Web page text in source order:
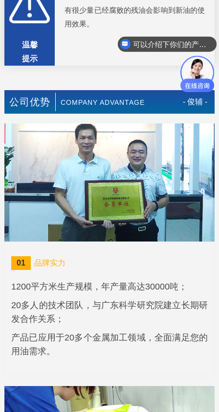
温馨
提示
有很少量已经腐败的残油会影响到新油的使
用效果。
公司优势 COMPANY ADVANTAGE - 俊辅 -
01 品牌实力
1200平方米生产规模，年产量高达30000吨；
20多人的技术团队，与广东科学研究院建立长期研
发合作关系；
产品已应用于20多个金属加工领域，全面满足您的
用油需求。
可以介绍下你们的产品么